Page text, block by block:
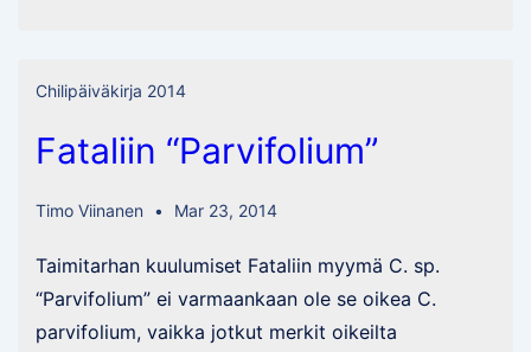
Chilipäiväkirja 2014
Fataliin “Parvifolium”
Timo Viinanen Mar 23, 2014
Taimitarhan kuulumiset Fataliin myymä C. sp.
“Parvifolium” ei varmaankaan ole se oikea C.
parvifolium, vaikka jotkut merkit oikeilta